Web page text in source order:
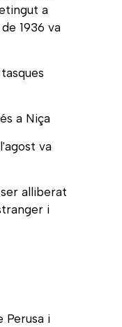
a
1936 va
a Niça
va
alliberat
i
Perusa i